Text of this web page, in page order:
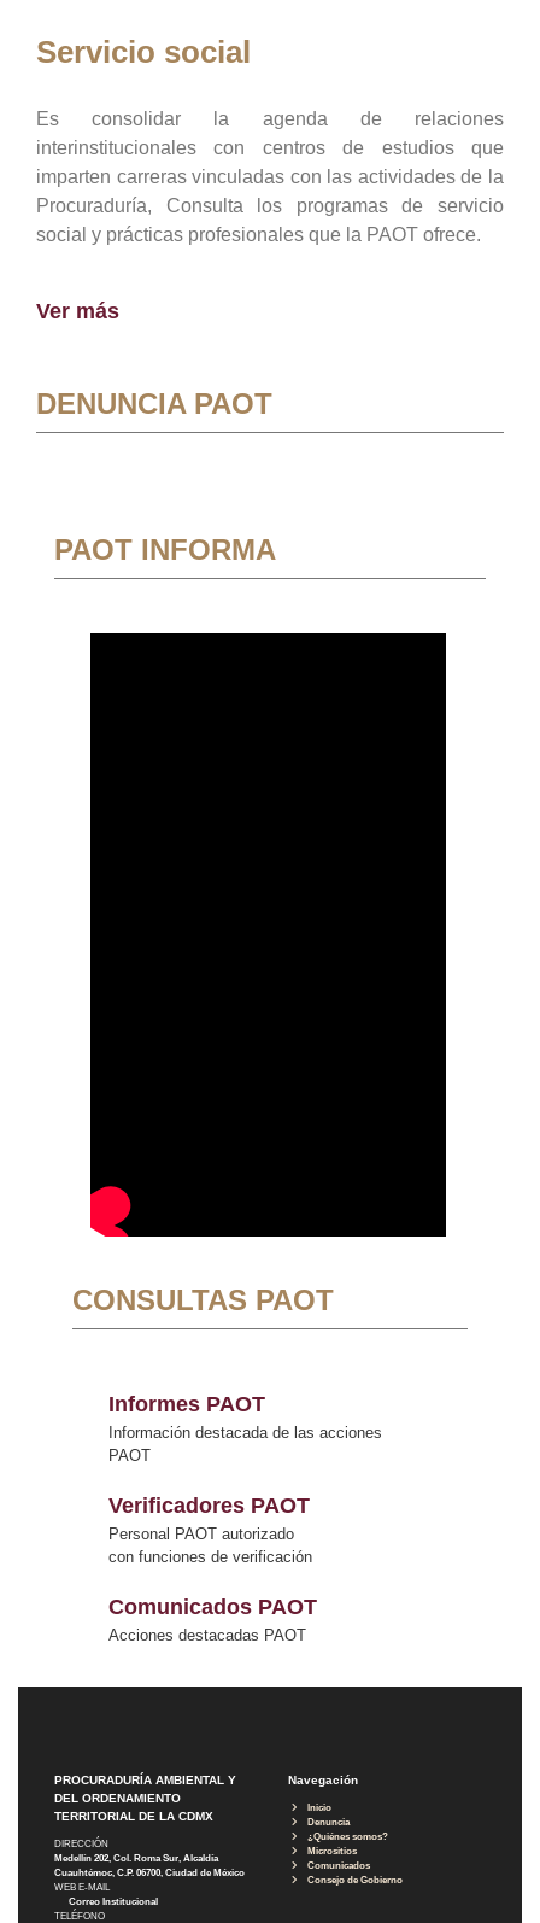
Servicio social
Es consolidar la agenda de relaciones
interinstitucionales con centros de estudios que
imparten carreras vinculadas con las actividades de la
Procuraduría, Consulta los programas de servicio
social y prácticas profesionales que la PAOT ofrece.
Ver más
DENUNCIA PAOT
PAOT INFORMA
CONSULTAS PAOT
Informes PAOT
Información destacada de las acciones
PAOT
Verificadores PAOT
Personal PAOT autorizado
con funciones de verificación
Comunicados PAOT
Acciones destacadas PAOT
PROCURADURÍA AMBIENTAL Y
DEL ORDENAMIENTO
TERRITORIAL DE LA CDMX
DIRECCIÓN
Medellín 202, Col. Roma Sur, Alcaldía
Cuauhtémoc, C.P. 06700, Ciudad de México
WEB E-MAIL
Correo Institucional
TELÉFONO
Navegación
Inicio
Denuncia
¿Quiénes somos?
Micrositios
Comunicados
Consejo de Gobierno